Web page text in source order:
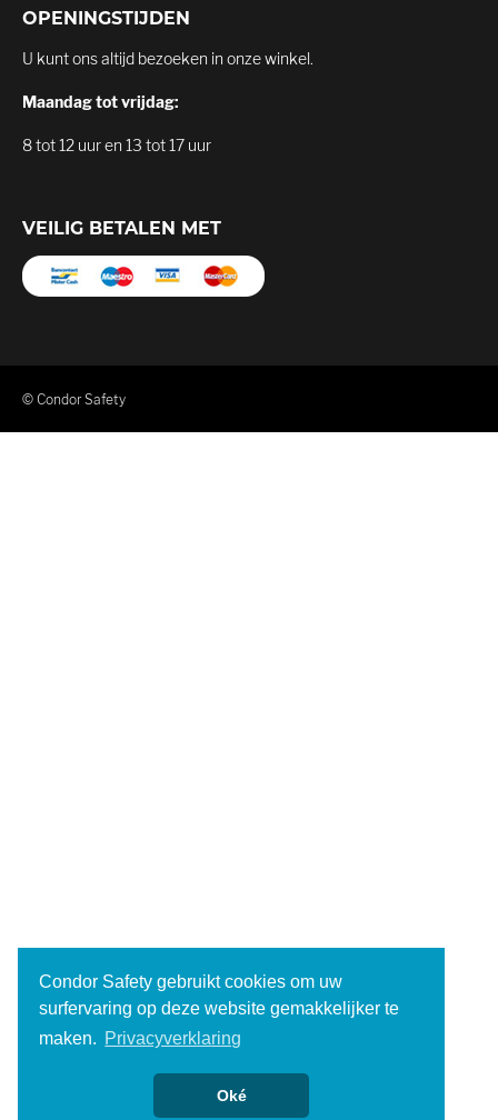
Condor Safety gebruikt cookies om uw
surfervaring op deze website gemakkelijker te
maken. Privacyverklaring
Oké
OPENINGSTIJDEN
U kunt ons altijd bezoeken in onze winkel.
Maandag tot vrijdag:
8 tot 12 uur en 13 tot 17 uur
VEILIG BETALEN MET
© Condor Safety